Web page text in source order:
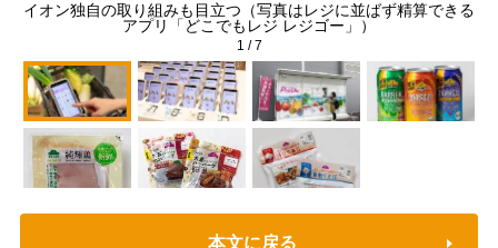
イオン独自の取り組みも目立つ（写真はレジに並ばず精算できる
アプリ「どこでもレジ レジゴー」）
1 /7
本文に戻る